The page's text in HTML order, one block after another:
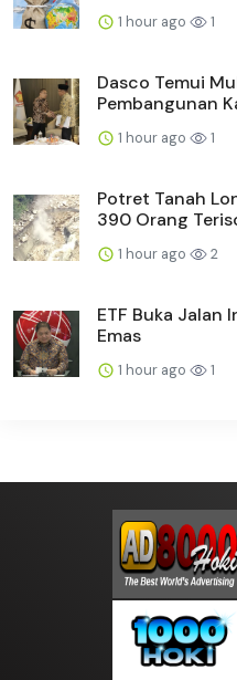
1 hour ago 1
Dasco Temui
Pembangunan
1 hour ago 1
Potret Tanah
390 Orang
1 hour ago 2
ETF Buka Jalan
Emas
1 hour ago 1